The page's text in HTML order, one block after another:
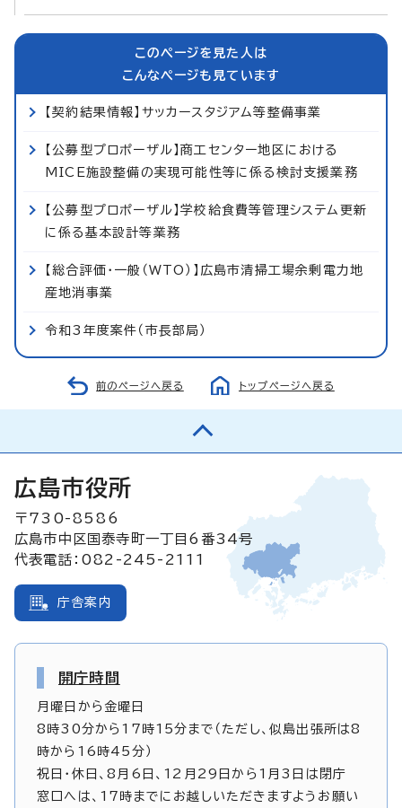
このページを見た人は
こんなページも見ています
【契約結果情報】サッカースタジアム等整備事業
【公募型プロポーザル】商工センター地区における
MICE施設整備の実現可能性等に係る検討支援業務
【公募型プロポーザル】学校給食費等管理システム更新
に係る基本設計等業務
【総合評価・一般（WTO）】広島市清掃工場余剰電力地
産地消事業
令和3年度案件（市長部局）
前のページへ戻る トップページへ戻る
広島市役所
〒730-8586
広島市中区国泰寺町一丁目6番34号
代表電話：082-245-2111
庁舎案内
開庁時間
月曜日から金曜日
8時30分から17時15分まで（ただし、似島出張所は8
時から16時45分）
祝日・休日、8月6日、12月29日から1月3日は閉庁
窓口へは、17時までにお越しいただきますようお願い